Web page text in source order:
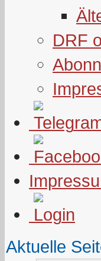
DRF
Aktuelle